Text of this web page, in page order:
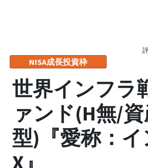
NISA成長投資枠
世界インフラ
ァンド(H無/
型)『愛称：イ
X』